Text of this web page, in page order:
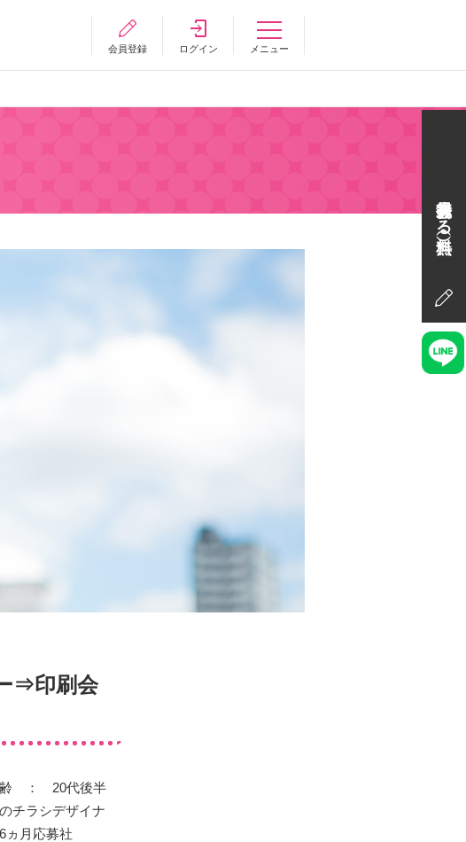
会員登録 ログイン メニュー
⇒印刷会
齢 ： 20代後半
ラシデザイナ
月応募社
会員登録する（無料）